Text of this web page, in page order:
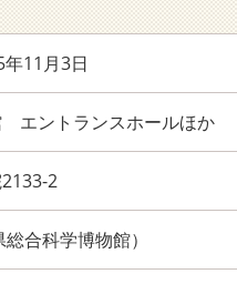
11月3日
エントランスホールほか
2
合科学博物館）